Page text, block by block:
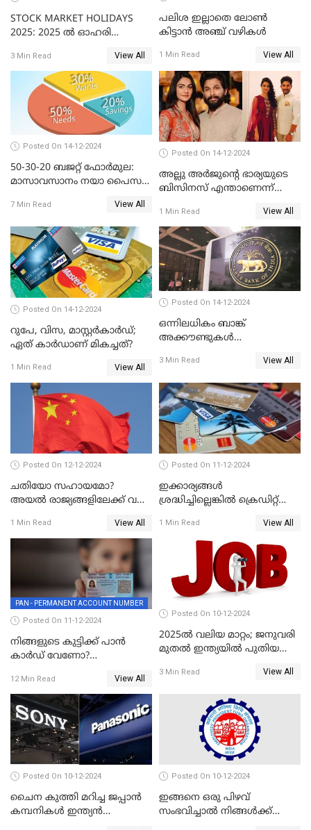
STOCK MARKET HOLIDAYS
2025: 2025 ൽ ഓഹരി
ദിനങ്ങൾ
3 Min Read View All
പലിശ ഇല്ലാതെ ലോൺ
കിട്ടാൻ അഞ്ച് വഴികൾ
1 Min Read View All
Posted On 14-12-2024
50-30-20 ബജറ്റ് ഫോർമുല:
മാസാവസാനം നയാ പൈസ
7 Min Read View All
Posted On 14-12-2024
അല്ലു അർജുൻ്റെ ഭാര്യയുടെ
ബിസിനസ് എന്താണെന്ന്
1 Min Read View All
Posted On 14-12-2024
റുപേ, വിസ, മാസ്റ്റർകാർഡ്;
ഏത് കാർഡാണ് മികച്ചത്?
1 Min Read View All
Posted On 14-12-2024
ഒന്നിലധികം ബാങ്ക്
അക്കൗണ്ടുകൾ
ബി ഐ പറയുന്നത് എന്താണ്?
3 Min Read View All
Posted On 12-12-2024
ചതിയോ സഹായമോ?
അയൽ രാജ്യങ്ങളിലേക്ക് വൻ
ചൈന
1 Min Read View All
Posted On 11-12-2024
ഇക്കാര്യങ്ങൾ
ശ്രദ്ധിച്ചില്ലെങ്കിൽ ക്രെഡിറ്റ്
1 Min Read View All
PAN - PERMANENT ACCOUNT NUMBER
Posted On 11-12-2024
നിങ്ങളുടെ കുട്ടിക്ക് പാൻ
കാർഡ് വേണോ?
എങ്ങനെയാണെന്ന് നോക്കാം
12 Min Read View All
Posted On 10-12-2024
2025ൽ വലിയ മാറ്റം; ജനുവരി
മുതൽ ഇന്ത്യയിൽ പുതിയ
3 Min Read View All
Posted On 10-12-2024
ചൈന കുത്തി മറിച്ച ജപ്പാൻ
കമ്പനികൾ ഇന്ത്യൻ
Posted On 10-12-2024
ഇങ്ങനെ ഒരു പിഴവ്
സംഭവിച്ചാൽ നിങ്ങൾക്ക്